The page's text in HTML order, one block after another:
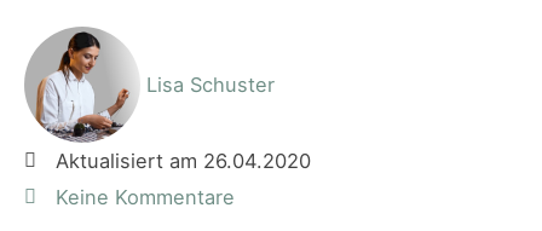
Lisa Schuster
Aktualisiert am 26.04.2020
Keine Kommentare